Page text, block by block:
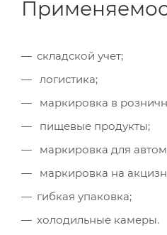
складской учет;
логистика;
маркировка в
пищевые продукты;
маркировка для
маркировка на
гибкая упаковка;
холодильные камеры.